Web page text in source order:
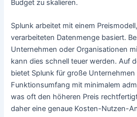
Budget zu skalieren.
Splunk arbeitet mit einem
verarbeiteten Datenmenge basiert.
Unternehmen oder Organisationen
kann dies schnell teuer werden. Auf
bietet Splunk für große
Funktionsumfang mit minimalem
was oft den höheren Preis
daher eine genaue Kosten-Nutzen-